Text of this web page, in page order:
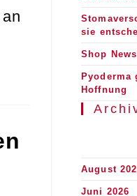
sie
Shop News
Pyoderma
Hoffnung
August
Juni 2026